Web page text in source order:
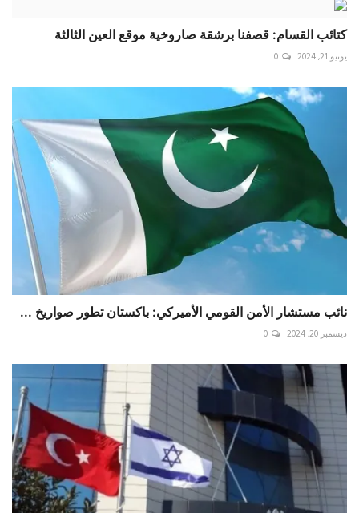
كتائب القسام: قصفنا برشقة صاروخية موقع العين الثالثة
يونيو 21, 2024 0
نائب مستشار الأمن القومي الأميركي: باكستان تطور صواريخ ...
ديسمبر 20, 2024 0